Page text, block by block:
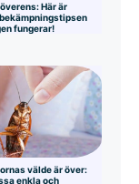
Här är
fungerar!
välde är över:
enkla och